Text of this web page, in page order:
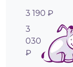
3 190 ₽
3
030
₽